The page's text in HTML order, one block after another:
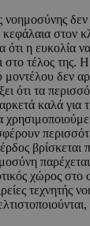
δεν
στον
ότι η ευκολία
τέλος της.
μοντέλου δεν
ότι τα
καλά για
χρησιμοποιούμε
βρίσκεται
χώρος στο
τεχνητής